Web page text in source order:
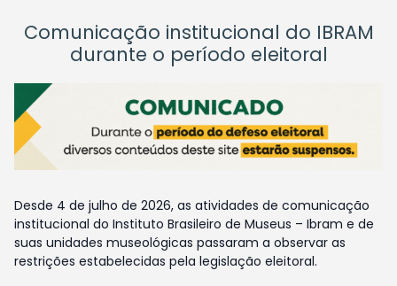
Comunicação institucional do IBRAM
durante o período eleitoral
Desde 4 de julho de 2026, as atividades de comunicação
institucional do Instituto Brasileiro de Museus – Ibram e de
suas unidades museológicas passaram a observar as
restrições estabelecidas pela legislação eleitoral.